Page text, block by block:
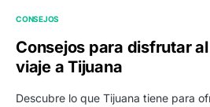
CONSEJOS
Consejos para disfrutar
viaje a Tijuana
Descubre lo que Tijuana tiene para